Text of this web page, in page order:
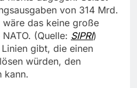
von 314 Mrd.
das keine große
(Quelle: SIPRI)
gibt, die einen
würden, den
kann.